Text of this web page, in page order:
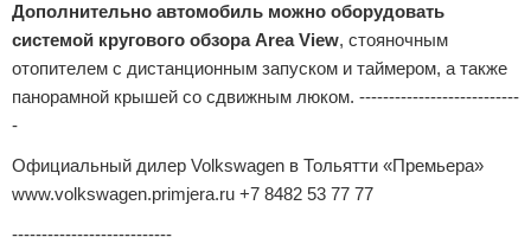
Дополнительно автомобиль можно оборудовать
системой кругового обзора Area View, стояночным
отопителем с дистанционным запуском и таймером, а также
панорамной крышей со сдвижным люком. ---------------------------
-
Официальный дилер Volkswagen в Тольятти «Премьера»
www.volkswagen.primjera.ru +7 8482 53 77 77
---------------------------